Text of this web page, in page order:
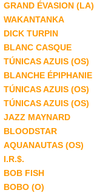
GRAND ÉVASION (LA)
WAKANTANKA
DICK TURPIN
BLANC CASQUE
TÚNICAS AZUIS (OS)
BLANCHE ÉPIPHANIE
TÚNICAS AZUIS (OS)
TÚNICAS AZUIS (OS)
JAZZ MAYNARD
BLOODSTAR
AQUANAUTAS (OS)
I.R.$.
BOB FISH
BOBO (O)